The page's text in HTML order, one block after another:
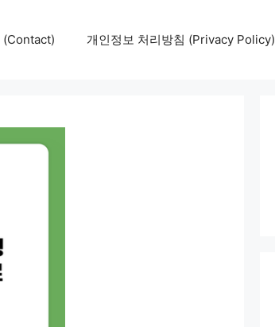
(Contact) 개인정보 처리방침 (Privacy Policy)